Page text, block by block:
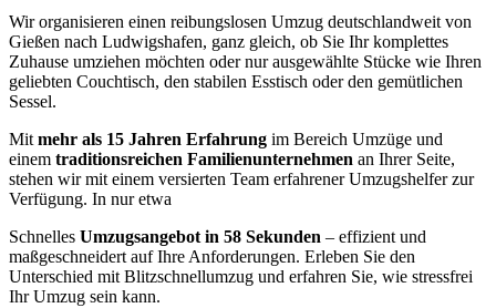
Wir organisieren einen reibungslosen Umzug deutschlandweit von
Gießen nach Ludwigshafen, ganz gleich, ob Sie Ihr komplettes
Zuhause umziehen möchten oder nur ausgewählte Stücke wie Ihren
geliebten Couchtisch, den stabilen Esstisch oder den gemütlichen
Sessel.
Mit mehr als 15 Jahren Erfahrung im Bereich Umzüge und
einem traditionsreichen Familienunternehmen an Ihrer Seite,
stehen wir mit einem versierten Team erfahrener Umzugshelfer zur
Verfügung. In nur etwa
Schnelles Umzugsangebot in 58 Sekunden – effizient und
maßgeschneidert auf Ihre Anforderungen. Erleben Sie den
Unterschied mit Blitzschnellumzug und erfahren Sie, wie stressfrei
Ihr Umzug sein kann.